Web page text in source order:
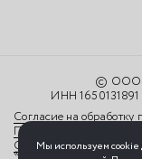
© ООО
ИНН
Согласие на обработку
Политика обработки
Обработка
«Яндекс.Метрика»
Мы используем cookie